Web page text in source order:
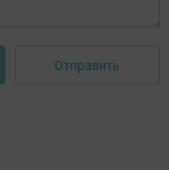
Отправить